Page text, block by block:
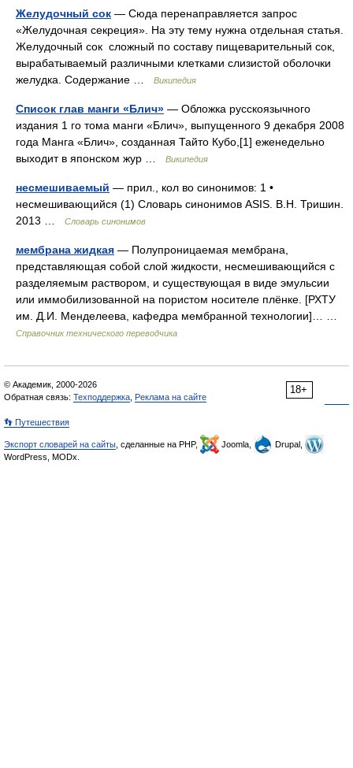
Желудочный сок — Сюда перенаправляется запрос
«Желудочная секреция». На эту тему нужна отдельная статья.
Желудочный сок сложный по составу пищеварительный сок,
вырабатываемый различными клетками слизистой оболочки
желудка. Содержание …
Википедия
Список глав манги «Блич» — Обложка русскоязычного
издания 1 го тома манги «Блич», выпущенного 9 декабря 2008
года Манга «Блич», созданная Тайто Кубо,[1] еженедельно
выходит в японском жур …
Википедия
несмешиваемый — прил., кол во синонимов: 1 •
несмешивающийся (1) Словарь синонимов ASIS. В.Н. Тришин.
2013 …
Словарь синонимов
мембрана жидкая — Полупроницаемая мембрана,
представляющая собой слой жидкости, несмешивающийся с
разделяемым раствором, и существующая в виде эмульсии
или иммобилизованной на пористом носителе плёнке. [РХТУ
им. Д.И. Менделеева, кафедра мембранной технологии]… …
Справочник технического переводчика
18+
© Академик, 2000-2026
Обратная связь: Техподдержка Реклама на сайте
👣 Путешествия
Экспорт словарей на сайты , сделанные на PHP, Joomla,
Drupal,
WordPress, MODx.